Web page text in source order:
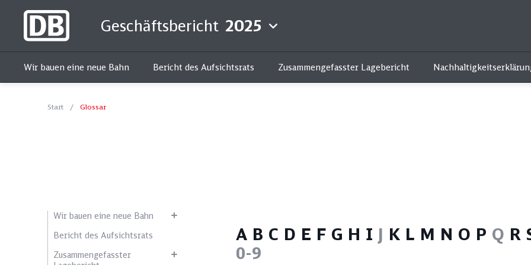
Geschäftsbericht 2025
Wir bauen eine neue Bahn Bericht des Aufsichtsrats Zusammengefasster Lagebericht
Start Glossar
Wir bauen eine neue Bahn
Bericht des Aufsichtsrats
Zusammengefasster
A B C D E F G H I J K L M N O P Q R
0-9
Alle Themen Soziales